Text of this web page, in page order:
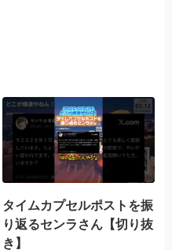
タイムカプセルポストを振
り返るセンラさん【切り抜
き】